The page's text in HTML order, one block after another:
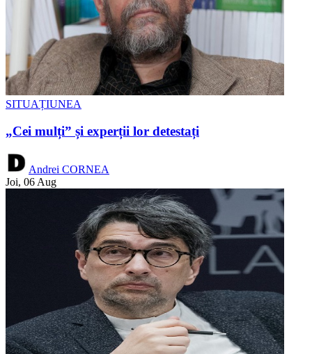
SITUAȚIUNEA
„Cei mulți” și experții lor detestați
Andrei CORNEA
Joi, 06 Aug